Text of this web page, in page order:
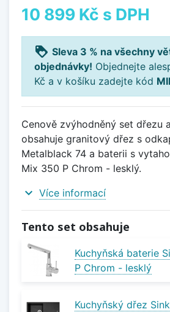
10 899 Kč s DPH
loyalty Sleva 3 % na všechny
objednávky! Objednejte
Kč a v košíku zadejte kód
Cenově zvýhodněný set dřezu
obsahuje granitový dřez s
Metalblack 74 a baterii s
Mix 350 P Chrom - lesklý.
expand_more Více informací
Tento set obsahuje
Kuchyňská baterie
P Chrom - lesklý
Kuchyňský dřez